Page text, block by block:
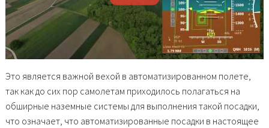
Это является важной вехой в автоматизированном полете,
так как до сих пор самолетам приходилось полагаться на
обширные наземные системы для выполнения такой посадки,
что означает, что автоматизированные посадки в настоящее